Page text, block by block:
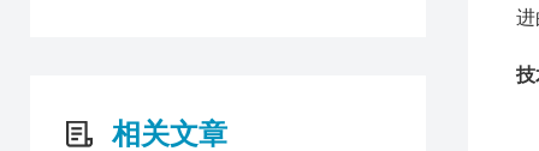
相关文章
进
技